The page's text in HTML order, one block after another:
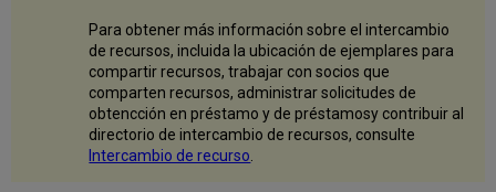
Formulario
completo
edición
Para obtener más información sobre el intercambio
de recursos, incluida la ubicación de ejemplares para
compartir recursos, trabajar con socios que
comparten recursos, administrar solicitudes de
obtencción en préstamo y de préstamosy contribuir al
directorio de intercambio de recursos, consulte
Intercambio de recurso